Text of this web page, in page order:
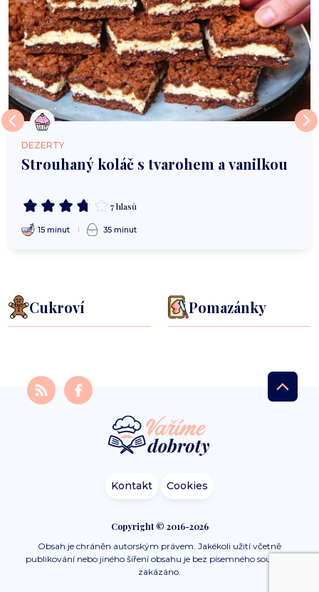
DEZERTY
Strouhaný koláč s tvarohem a vanilkou
7 hlasů
15 minut 35 minut
Cukroví Pomazánky
Kontakt Cookies
Copyright © 2016-2026
Obsah je chráněn autorským právem. Jakékoli užití včetně
publikování nebo jiného šíření obsahu je bez písemného souhlasu
zakázáno.